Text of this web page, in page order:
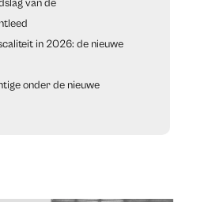
van de
in 2026: de nieuwe
onder de nieuwe